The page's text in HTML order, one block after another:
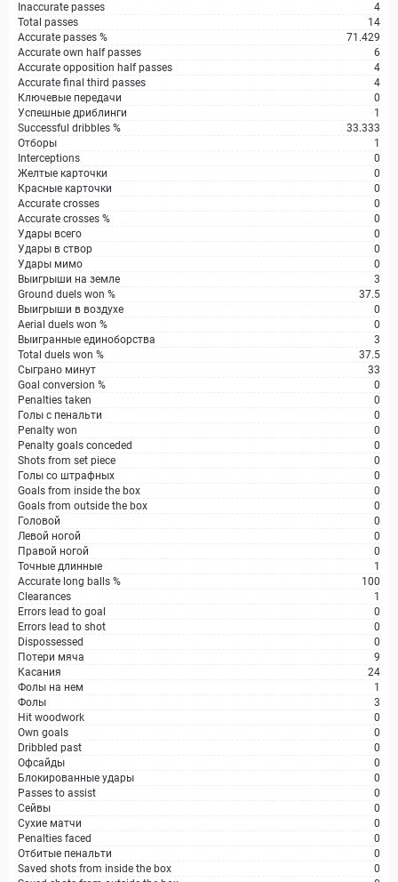
Inaccurate passes
4
Total passes
14
Accurate passes %
71.429
Accurate own half passes
6
Accurate opposition half passes
4
Accurate final third passes
4
Ключевые передачи
0
Успешные дриблинги
1
Successful dribbles %
33.333
Отборы
1
Interceptions
0
Желтые карточки
0
Красные карточки
0
Accurate crosses
0
Accurate crosses %
0
Удары всего
0
Удары в створ
0
Удары мимо
0
Выигрыши на земле
3
Ground duels won %
37.5
Выигрыши в воздухе
0
Aerial duels won %
0
Выигранные единоборства
3
Total duels won %
37.5
Сыграно минут
33
Goal conversion %
0
Penalties taken
0
Голы с пенальти
0
Penalty won
0
Penalty goals conceded
0
Shots from set piece
0
Голы со штрафных
0
Goals from inside the box
0
Goals from outside the box
0
Головой
0
Левой ногой
0
Правой ногой
0
Точные длинные
1
Accurate long balls %
100
Clearances
1
Errors lead to goal
0
Errors lead to shot
0
Dispossessed
0
Потери мяча
9
Касания
24
Фолы на нем
1
Фолы
3
Hit woodwork
0
Own goals
0
Dribbled past
0
Офсайды
0
Блокированные удары
0
Passes to assist
0
Сейвы
0
Сухие матчи
0
Penalties faced
0
Отбитые пенальти
0
Saved shots from inside the box
0